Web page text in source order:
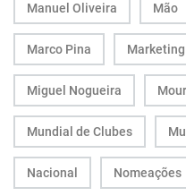
Manuel Oliveira Mão
Marco Pina Marketing
Miguel Nogueira
Mundial de Clubes
Nacional Nomeações